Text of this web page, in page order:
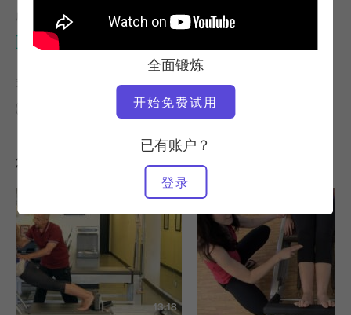
全面锻炼
开始免费试用
已有账户？
登录
所需设备
改革者
查找类似课程
您可能喜欢的其他锻炼
13:18